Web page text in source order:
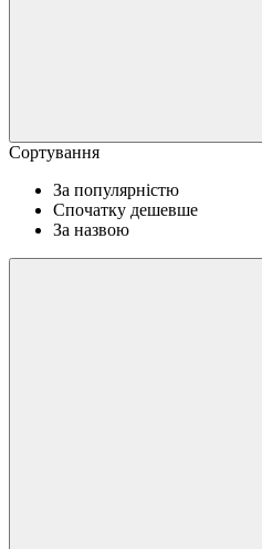
Сортування
За популярністю
Спочатку дешевше
За назвою